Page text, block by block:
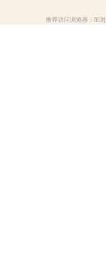
推荐访问浏览器：IE